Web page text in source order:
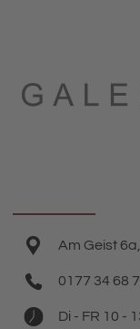
Am Geist
0177 34 68
Di - FR 10 -